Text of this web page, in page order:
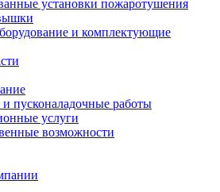
установки пожаротушения
и комплектующие
пусконаладочные работы
услуги
возможности